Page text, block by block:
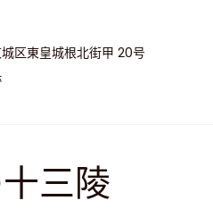
区東皇城根北街甲 20号
三陵